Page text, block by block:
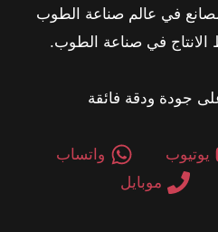
شركتنا أكثر من 5 مصانع في عالم صناعة الطوب
في صناعة الطوب.
جودة ودقة فائقة
يوتيوب
واتساب
موبايل